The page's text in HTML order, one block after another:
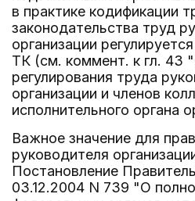
в практике кодификации
законодательства труд
организации
ТК (см. коммент. к гл. 43
регулирования труда
организации и членов
исполнительного органа
Важное значение для
руководителя
Постановление
03.12.2004 N 739 "О